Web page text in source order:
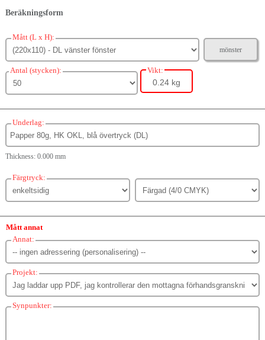
Beräkningsform
Mått (L x H):
mönster
Antal (stycken): Vikt:
0.24 kg
Underlag:
Thickness: 0.000 mm
Färgtryck:
Mått annat
Annat:
Projekt:
Synpunkter: